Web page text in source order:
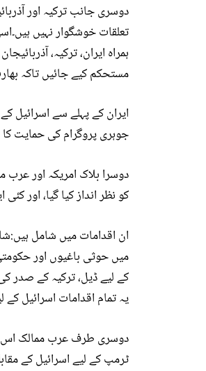
دوسری جانب ترکیہ اور
تعلقات خوشگوار نہیں
ہمراہ ایران، ترکیہ،
مستحکم کیے جائیں تاکہ
ایران کے پہلے سے اسرائیل
جوہری پروگرام کی حمایت
دوسرا بلاک امریکہ اور
کو نظر انداز کیا گیا، اور
ان اقدامات میں شامل
میں حوثی باغیوں اور
کے لیے ڈیل، ترکیہ کے صدر کی
یہ تمام اقدامات اسرائیل
دوسری طرف عرب ممالک اس
ٹرمپ کے لیے اسرائیل کے